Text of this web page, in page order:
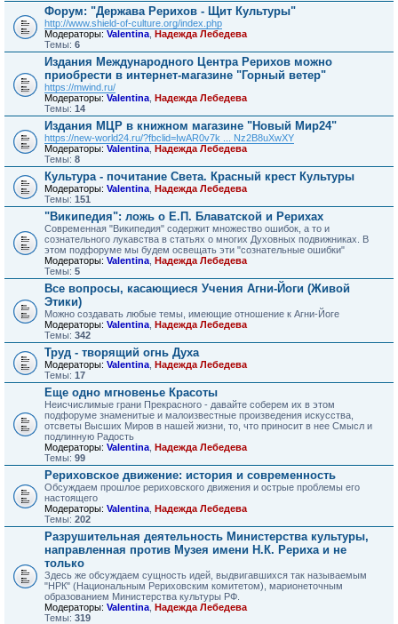
Форум: "Держава Рерихов - Щит Культуры"
http://www.shield-of-culture.org/index.php
Модераторы: Valentina Надежда Лебедева
Темы: 6
Издания Международного Центра Рерихов можно
приобрести в интернет-магазине "Горный ветер"
https://mwind.ru/
Модераторы: Valentina Надежда Лебедева
Темы: 14
Издания МЦР в книжном магазине "Новый Мир24"
https://new-world24.ru/?fbclid=IwAR0v7k ... Nz2B8uXwXY
Модераторы: Valentina Надежда Лебедева
Темы: 8
Культура - почитание Света. Красный крест Культуры
Модераторы: Valentina Надежда Лебедева
Темы: 151
"Википедия": ложь о Е.П. Блаватской и Рерихах
Современная "Википедия" содержит множество ошибок, а то и
сознательного лукавства в статьях о многих Духовных подвижниках. В
этом подфоруме мы будем освещать эти "сознательные ошибки"
Модераторы: Valentina Надежда Лебедева
Темы: 5
Все вопросы, касающиеся Учения Агни-Йоги (Живой
Этики)
Можно создавать любые темы, имеющие отношение к Агни-Йоге
Модераторы: Valentina Надежда Лебедева
Темы: 342
Труд - творящий огнь Духа
Модераторы: Valentina Надежда Лебедева
Темы: 17
Еще одно мгновенье Красоты
Неисчислимые грани Прекрасного - давайте соберем их в этом
подфоруме знаменитые и малоизвестные произведения искусства,
отсветы Высших Миров в нашей жизни, то, что приносит в нее Смысл и
подлинную Радость
Модераторы: Valentina Надежда Лебедева
Темы: 99
Рериховское движение: история и современность
Обсуждаем прошлое рериховского движения и острые проблемы его
настоящего
Модераторы: Valentina Надежда Лебедева
Темы: 202
Разрушительная деятельность Министерства культуры,
направленная против Музея имени Н.К. Рериха и не
только
Здесь же обсуждаем сущность идей, выдвигавшихся так называемым
"НРК" (Национальным Рериховским комитетом), марионеточным
образованием Министерства культуры РФ.
Модераторы: Valentina Надежда Лебедева
Темы: 319